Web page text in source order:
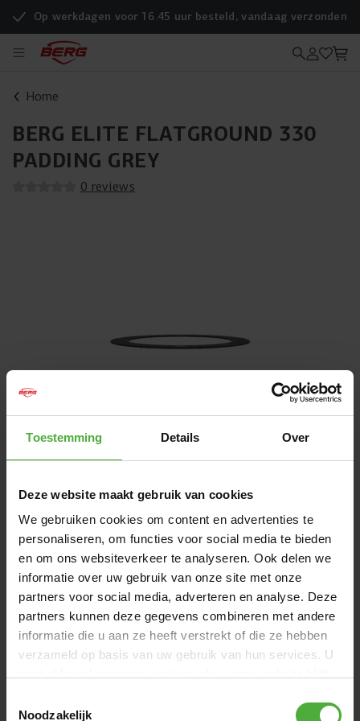
Toestemming Details Over
Deze website maakt gebruik van cookies
We gebruiken cookies om content en advertenties te
personaliseren, om functies voor social media te bieden
en om ons websiteverkeer te analyseren. Ook delen we
informatie over uw gebruik van onze site met onze
partners voor social media, adverteren en analyse. Deze
partners kunnen deze gegevens combineren met andere
informatie die u aan ze heeft verstrekt of die ze hebben
verzameld op basis van uw gebruik van hun services. U
Noodzakelijk
Op werkdagen voor 16.45 uur besteld, vandaag verzonden
Home
BERG ELITE FLATGROUND 330
PADDING GREY
0 reviews
1/1
BERG Elite FlatGround 330
Binnen 1-2 werkdagen bezorgd
IN DE WINKELWAGEN
Gratisbezorging vanaf 50,-
Klanten beoordelen ons met een9,2/10